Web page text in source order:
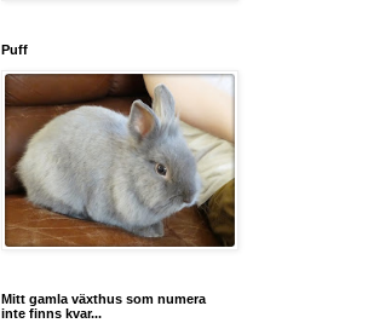
Puff
Mitt gamla växthus som numera
inte finns kvar...